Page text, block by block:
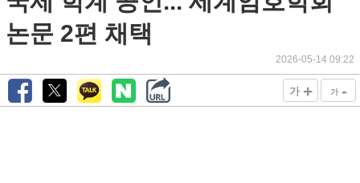
논문 2편 채택
2026-05-14 09:22
가 + 가 -